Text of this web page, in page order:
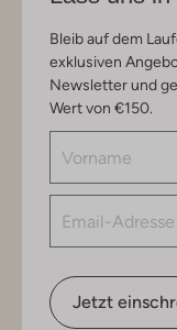
Bleib auf dem
exklusiven
Newsletter und
Wert von €150.
Jetzt